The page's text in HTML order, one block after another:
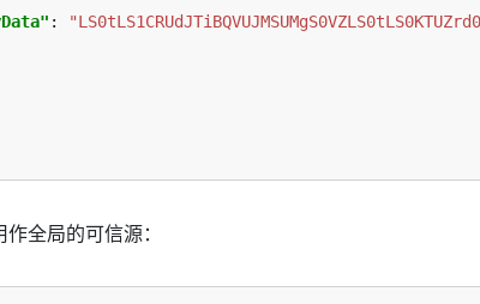
:
全局的可信源：